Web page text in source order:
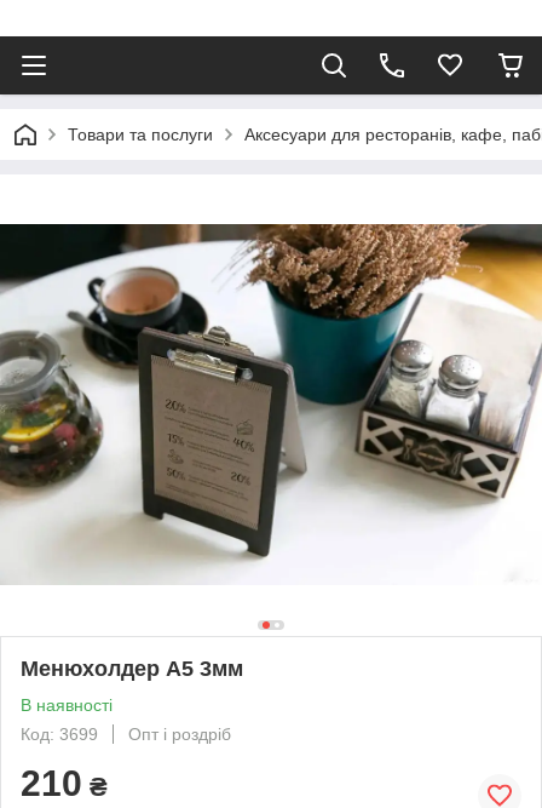
Товари та послуги Аксесуари для ресторанів, кафе,
Менюхолдер А5 3мм
В наявності
Код: 3699
Опт і роздріб
210 ₴